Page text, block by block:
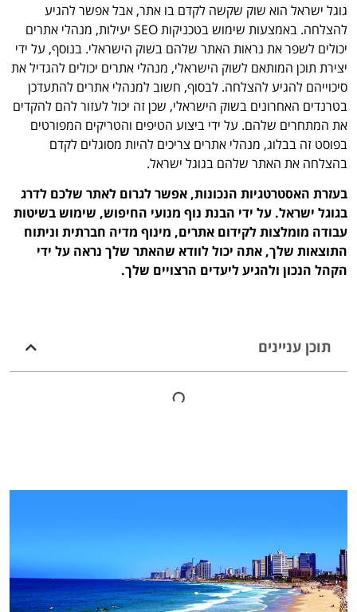
גוגל ישראל הוא שוק שקשה לקדם בו אתר, אבל אפשר להגיע
להצלחה. באמצעות שימוש בטכניקות SEO יעילות, מנהלי אתרים
יכולים לשפר את נראות האתר שלהם בשוק הישראלי. בנוסף, על ידי
יצירת תוכן המותאם לשוק הישראלי, מנהלי אתרים יכולים להגדיל את
סיכוייהם להגיע להצלחה. לבסוף, חשוב למנהלי אתרים להתעדכן
בטרנדים האחרונים בשוק הישראלי, שכן זה יכול לעזור להם להקדים
את המתחרים שלהם. על ידי ביצוע הטיפים והטריקים המפורטים
בפוסט זה בבלוג, מנהלי אתרים צריכים להיות מסוגלים לקדם
בהצלחה את האתר שלהם בגוגל ישראל.
בעזרת האסטרטגיות הנכונות, אפשר לגרום לאתר שלכם לדרג
בגוגל ישראל. על ידי הבנת נוף מנועי החיפוש, שימוש בשיטות
עבודה מומלצות לקידום אתרים, מינוף מדיה חברתית וניתוח
התוצאות שלך, אתה יכול לוודא שהאתר שלך נראה על ידי
הקהל הנכון ולהגיע ליעדים הרצויים שלך.
תוכן עניינים